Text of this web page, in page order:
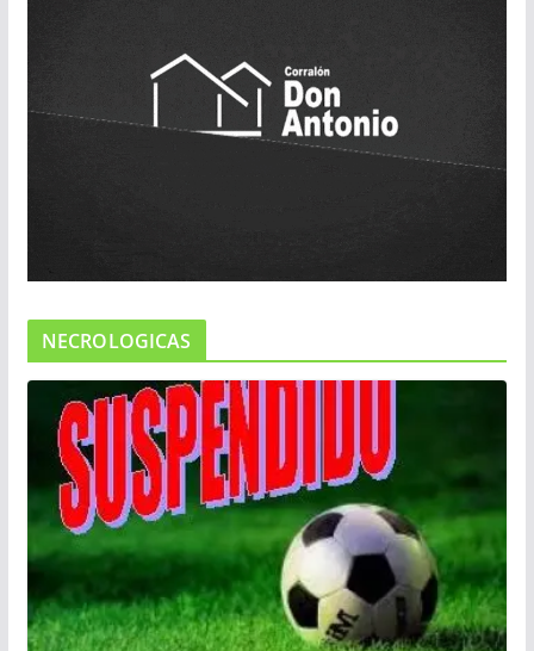
NECROLOGICAS